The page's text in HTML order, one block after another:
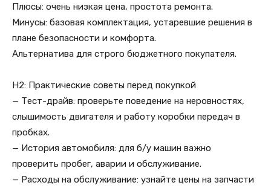
Плюсы: очень низкая цена, простота ремонта.
Минусы: базовая комплектация, устаревшие решения в
плане безопасности и комфорта.
Альтернатива для строго бюджетного покупателя.
H2: Практические советы перед покупкой
— Тест-драйв: проверьте поведение на неровностях,
слышимость двигателя и работу коробки передач в
пробках.
— История автомобиля: для б/у машин важно
проверить пробег, аварии и обслуживание.
— Расходы на обслуживание: узнайте цены на запчасти